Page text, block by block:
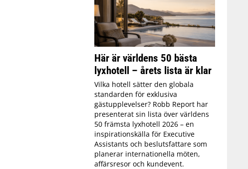
Här är världens 50 bästa
lyxhotell – årets lista är klar
Vilka hotell sätter den globala
standarden för exklusiva
gästupplevelser? Robb Report har
presenterat sin lista över världens
50 främsta lyxhotell 2026 – en
inspirationskälla för Executive
Assistants och beslutsfattare som
planerar internationella möten,
affärsresor och kundevent.